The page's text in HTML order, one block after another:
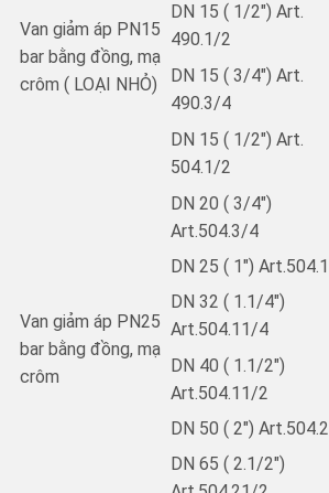
Van giảm áp PN15
bar bằng đồng, mạ
crôm ( LOẠI NHỎ)
DN 15 ( 1/2″) Art.
490.1/2
DN 15 ( 3/4″) Art.
490.3/4
Van giảm áp PN25
bar bằng đồng, mạ
crôm
DN 15 ( 1/2″) Art.
504.1/2
DN 20 ( 3/4″)
Art.504.3/4
DN 25 ( 1″) Art.504.1
DN 32 ( 1.1/4″)
Art.504.11/4
DN 40 ( 1.1/2″)
Art.504.11/2
DN 50 ( 2″) Art.504.2
DN 65 ( 2.1/2″)